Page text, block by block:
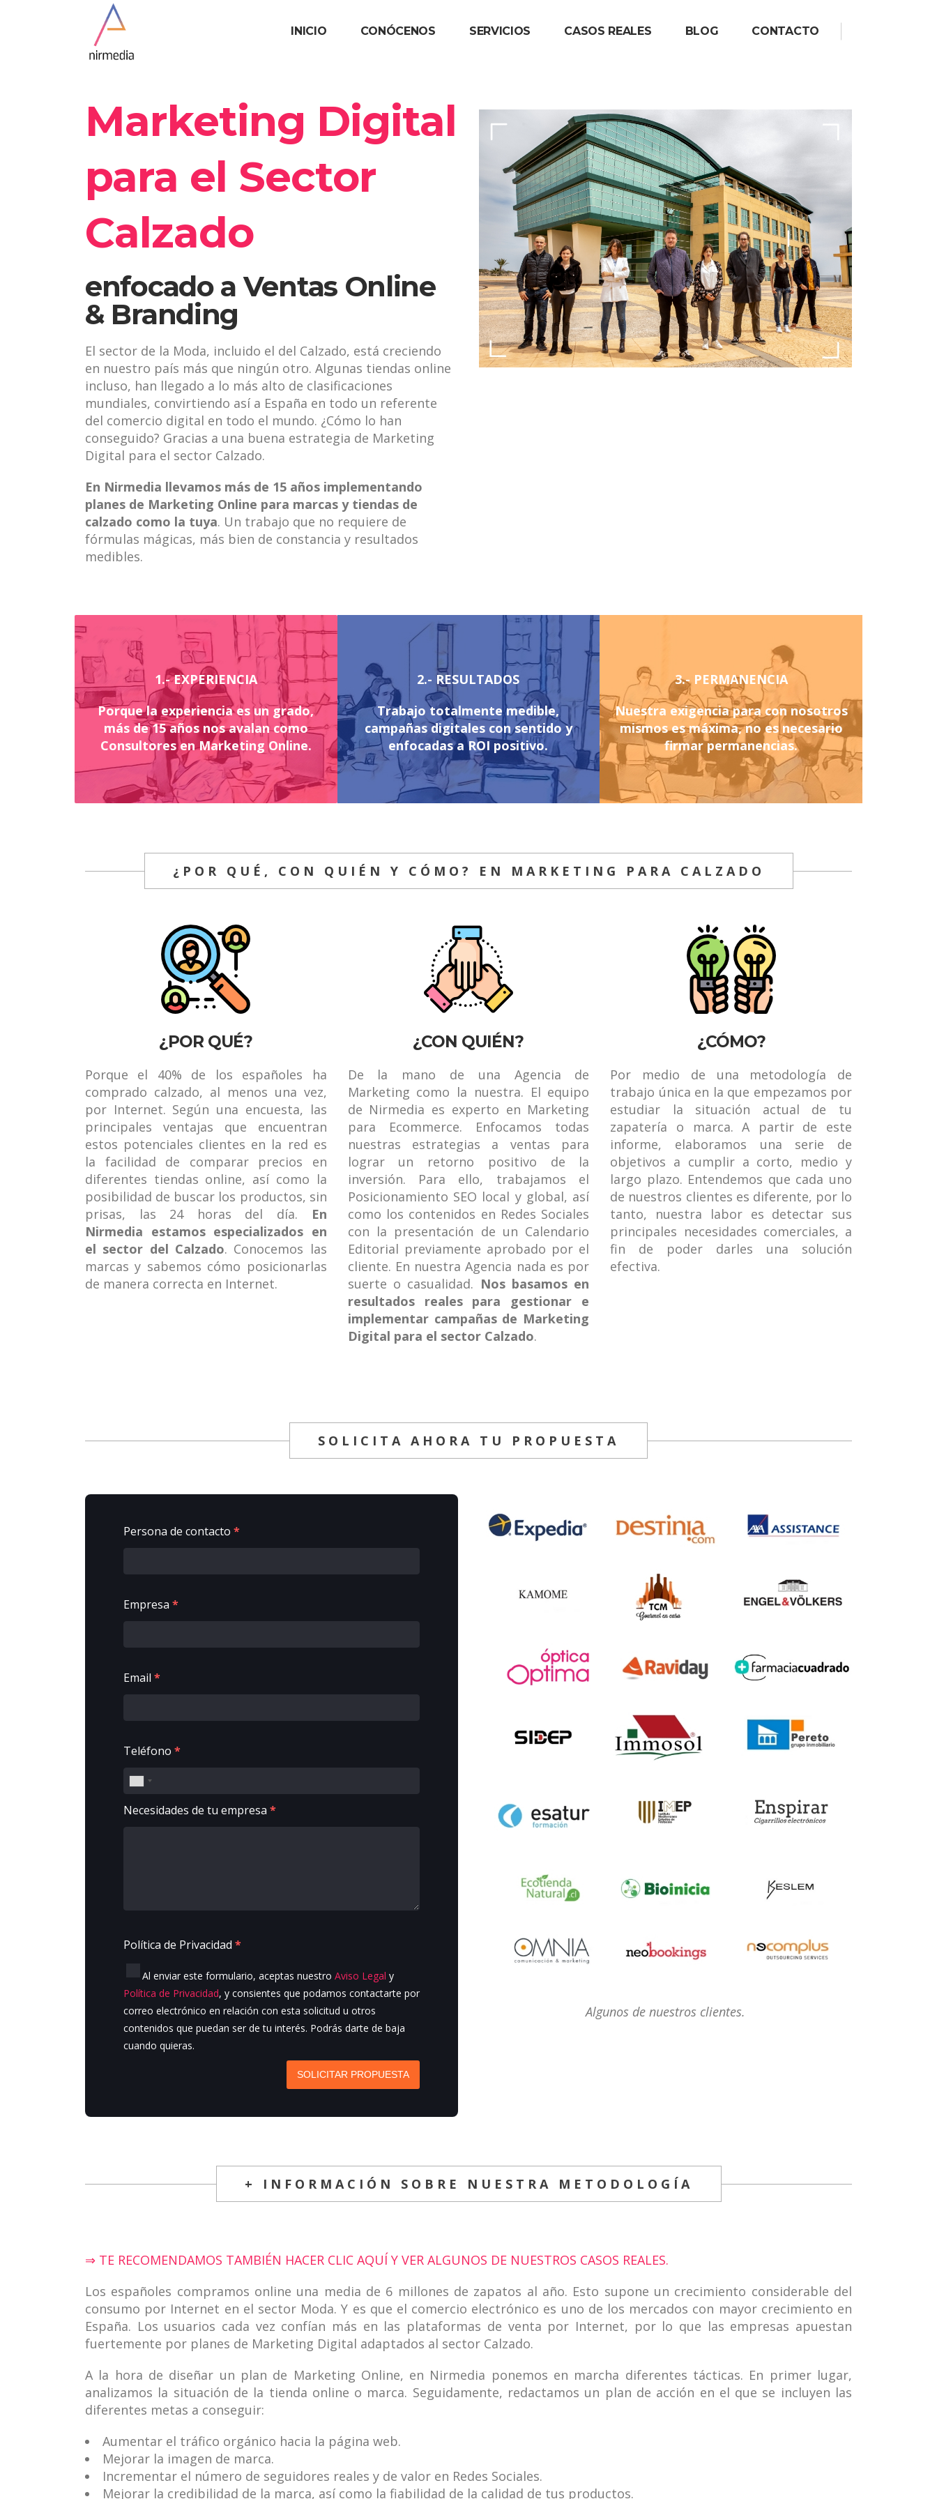
INICIO CONÓCENOS SERVICIOS CASOS REALES BLOG CONTACTO
Marketing Digital
para el Sector
Calzado
enfocado a Ventas Online
& Branding
El sector de la Moda, incluido el del Calzado, está creciendo
en nuestro país más que ningún otro. Algunas tiendas online
incluso, han llegado a lo más alto de clasificaciones
mundiales, convirtiendo así a España en todo un referente
del comercio digital en todo el mundo. ¿Cómo lo han
conseguido? Gracias a una buena estrategia de Marketing
Digital para el sector Calzado.
En Nirmedia llevamos más de 15 años implementando
planes de Marketing Online para marcas y tiendas de
calzado como la tuya. Un trabajo que no requiere de
fórmulas mágicas, más bien de constancia y resultados
medibles.
1.- EXPERIENCIA
Porque la experiencia es un grado,
más de 15 años nos avalan como
Consultores en Marketing Online.
2.- RESULTADOS
Trabajo totalmente medible,
campañas digitales con sentido y
enfocadas a ROI positivo.
3.- PERMANENCIA
Nuestra exigencia para con nosotros
mismos es máxima, no es necesario
firmar permanencias.
¿POR QUÉ, CON QUIÉN Y CÓMO? EN MARKETING PARA CALZADO
¿POR QUÉ?
Porque el 40% de los españoles ha
comprado calzado, al menos una vez,
por Internet. Según una encuesta, las
principales ventajas que encuentran
estos potenciales clientes en la red es
la facilidad de comparar precios en
diferentes tiendas online, así como la
posibilidad de buscar los productos, sin
prisas, las 24 horas del día. En
Nirmedia estamos especializados en
el sector del Calzado. Conocemos las
marcas y sabemos cómo posicionarlas
de manera correcta en Internet.
¿CON QUIÉN?
De la mano de una Agencia de
Marketing como la nuestra. El equipo
de Nirmedia es experto en Marketing
para Ecommerce. Enfocamos todas
nuestras estrategias a ventas para
lograr un retorno positivo de la
inversión. Para ello, trabajamos el
Posicionamiento SEO local y global, así
como los contenidos en Redes Sociales
con la presentación de un Calendario
Editorial previamente aprobado por el
cliente. En nuestra Agencia nada es por
suerte o casualidad. Nos basamos en
resultados reales para gestionar e
implementar campañas de Marketing
Digital para el sector Calzado.
¿CÓMO?
Por medio de una metodología de
trabajo única en la que empezamos por
estudiar la situación actual de tu
zapatería o marca. A partir de este
informe, elaboramos una serie de
objetivos a cumplir a corto, medio y
largo plazo. Entendemos que cada uno
de nuestros clientes es diferente, por lo
tanto, nuestra labor es detectar sus
principales necesidades comerciales, a
fin de poder darles una solución
efectiva.
SOLICITA AHORA TU PROPUESTA
Persona de contacto *
Empresa *
Email *
Teléfono *
Necesidades de tu empresa *
Política de Privacidad *
Al enviar este formulario, aceptas nuestro Aviso Legal y
Política de Privacidad, y consientes que podamos contactarte por
correo electrónico en relación con esta solicitud u otros
contenidos que puedan ser de tu interés. Podrás darte de baja
cuando quieras.
SOLICITAR PROPUESTA
Algunos de nuestros clientes.
+ INFORMACIÓN SOBRE NUESTRA METODOLOGÍA
⇒ TE RECOMENDAMOS TAMBIÉN HACER CLIC AQUÍ Y VER ALGUNOS DE NUESTROS CASOS REALES.
Los españoles compramos online una media de 6 millones de zapatos al año. Esto supone un crecimiento considerable del
consumo por Internet en el sector Moda. Y es que el comercio electrónico es uno de los mercados con mayor crecimiento en
España. Los usuarios cada vez confían más en las plataformas de venta por Internet, por lo que las empresas apuestan
fuertemente por planes de Marketing Digital adaptados al sector Calzado.
A la hora de diseñar un plan de Marketing Online, en Nirmedia ponemos en marcha diferentes tácticas. En primer lugar,
analizamos la situación de la tienda online o marca. Seguidamente, redactamos un plan de acción en el que se incluyen las
diferentes metas a conseguir:
Aumentar el tráfico orgánico hacia la página web.
Mejorar la imagen de marca.
Incrementar el número de seguidores reales y de valor en Redes Sociales.
Mejorar la credibilidad de la marca, así como la fiabilidad de la calidad de tus productos.